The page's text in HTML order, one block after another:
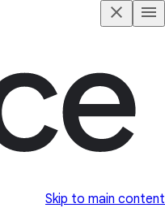
Skip to main content